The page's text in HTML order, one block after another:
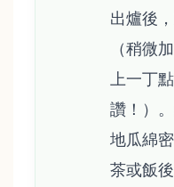
出爐後
（稍微
上一丁
讚！）
地瓜綿
茶或飯